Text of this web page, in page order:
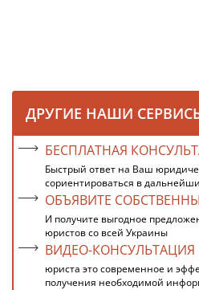
ДРУГИЕ НАШИ
БЕСПЛАТНАЯ
Быстрый ответ на Ваш
сориентироваться в
ОБЪЯВИТЕ
И получите выгодное
юристов со всей Украины
ВИДЕО-КОНСУЛЬТАЦИЯ
юриста это современное и
получения необходимой